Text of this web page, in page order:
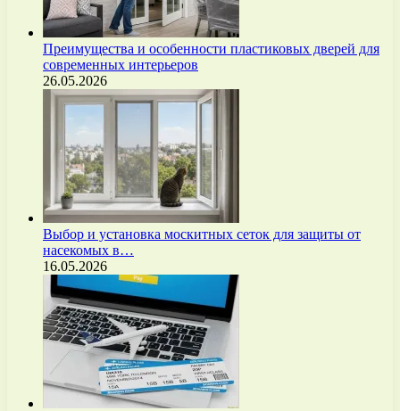
Преимущества и особенности пластиковых дверей для
современных интерьеров
26.05.2026
Выбор и установка москитных сеток для защиты от
насекомых в…
16.05.2026